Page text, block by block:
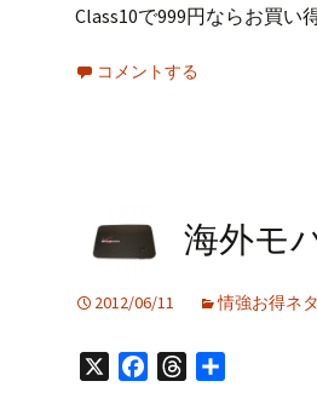
Class10で999円ならお買
コメントする
海外モ
2012/06/11 情強お得ネタ
FacebookThreads